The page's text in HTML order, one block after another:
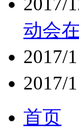
动会
2017/
2017/
首页